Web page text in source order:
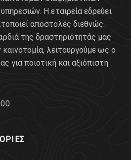
Η εταιρεία εδρεύει
αποστολές διεθνώς.
της δραστηριότητάς μας
καινοτομία, λειτουργούμε ως ο
για ποιοτική και αξιόπιστη